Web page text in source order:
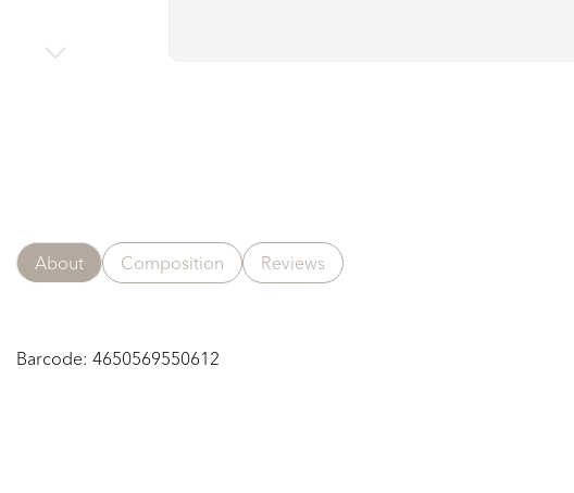
About Composition Reviews
Barcode: 4650569550612